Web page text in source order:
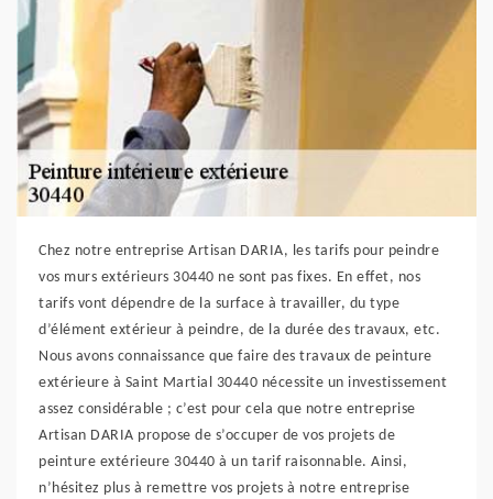
Chez notre entreprise Artisan DARIA, les tarifs pour peindre
vos murs extérieurs 30440 ne sont pas fixes. En effet, nos
tarifs vont dépendre de la surface à travailler, du type
d’élément extérieur à peindre, de la durée des travaux, etc.
Nous avons connaissance que faire des travaux de peinture
extérieure à Saint Martial 30440 nécessite un investissement
assez considérable ; c’est pour cela que notre entreprise
Artisan DARIA propose de s’occuper de vos projets de
peinture extérieure 30440 à un tarif raisonnable. Ainsi,
n’hésitez plus à remettre vos projets à notre entreprise